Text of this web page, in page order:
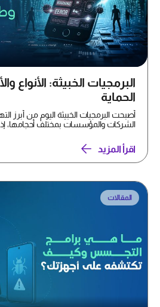
البرمجيات الخبيثة: الأنواع
الحماية
أصبحت البرمجيات الخبيثة اليوم من أبرز
الشركات والمؤسسات بمختلف أحجامها، إذ
اقرأ المزيد
المقالات